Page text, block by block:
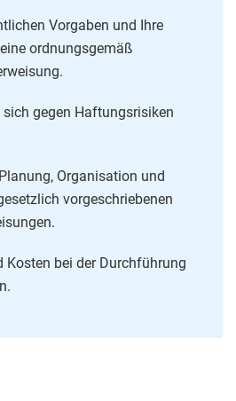
Vorgaben und Ihre
ordnungsgemäß
sich gegen Haftungsrisiken
Organisation und
vorgeschriebenen
Kosten bei der Durchführung